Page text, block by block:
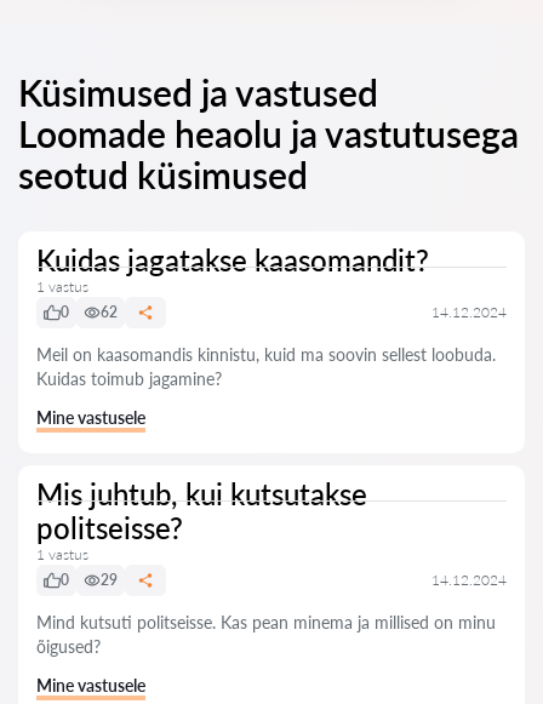
Küsimused ja vastused
Loomade heaolu ja vastutusega
seotud küsimused
Kuidas jagatakse kaasomandit?
1 vastus
0
62 14.12.2024
Meil on kaasomandis kinnistu, kuid ma soovin sellest loobuda.
Kuidas toimub jagamine?
Mine vastusele
Mis juhtub, kui kutsutakse
politseisse?
1 vastus
0
29 14.12.2024
Mind kutsuti politseisse. Kas pean minema ja millised on minu
õigused?
Mine vastusele